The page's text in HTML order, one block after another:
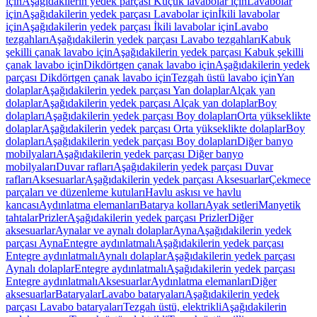
içinAşağıdakilerin yedek parçası Lavabolar içinİkili lavabolar
içinAşağıdakilerin yedek parçası İkili lavabolar içinLavabo
tezgahlarıAşağıdakilerin yedek parçası Lavabo tezgahlarıKabuk
şekilli çanak lavabo içinAşağıdakilerin yedek parçası Kabuk şekilli
çanak lavabo içinDikdörtgen çanak lavabo içinAşağıdakilerin yedek
parçası Dikdörtgen çanak lavabo içinTezgah üstü lavabo içinYan
dolaplarAşağıdakilerin yedek parçası Yan dolaplarAlçak yan
dolaplarAşağıdakilerin yedek parçası Alçak yan dolaplarBoy
dolaplarıAşağıdakilerin yedek parçası Boy dolaplarıOrta yükseklikte
dolaplarAşağıdakilerin yedek parçası Orta yükseklikte dolaplarBoy
dolaplarıAşağıdakilerin yedek parçası Boy dolaplarıDiğer banyo
mobilyalarıAşağıdakilerin yedek parçası Diğer banyo
mobilyalarıDuvar raflarıAşağıdakilerin yedek parçası Duvar
raflarıAksesuarlarAşağıdakilerin yedek parçası AksesuarlarÇekmece
parçaları ve düzenleme kutularıHavlu askısı ve havlu
kancasıAydınlatma elemanlarıBatarya kollarıAyak setleriManyetik
tahtalarPrizlerAşağıdakilerin yedek parçası PrizlerDiğer
aksesuarlarAynalar ve aynalı dolaplarAynaAşağıdakilerin yedek
parçası AynaEntegre aydınlatmalıAşağıdakilerin yedek parçası
Entegre aydınlatmalıAynalı dolaplarAşağıdakilerin yedek parçası
Aynalı dolaplarEntegre aydınlatmalıAşağıdakilerin yedek parçası
Entegre aydınlatmalıAksesuarlarAydınlatma elemanlarıDiğer
aksesuarlarBataryalarLavabo bataryalarıAşağıdakilerin yedek
parçası Lavabo bataryalarıTezgah üstü, elektrikliAşağıdakilerin